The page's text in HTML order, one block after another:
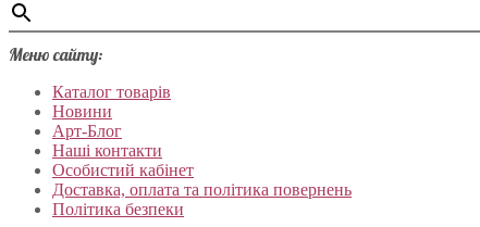
Меню сайту:
Каталог товарів
Новини
Арт-Блог
Наші контакти
Особистий кабінет
Доставка, оплата та політика повернень
Політика безпеки